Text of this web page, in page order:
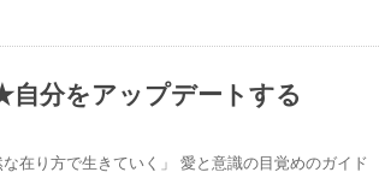
自分をアップデートする
な在り方で生きていく」 愛と意識の目覚めのガイド